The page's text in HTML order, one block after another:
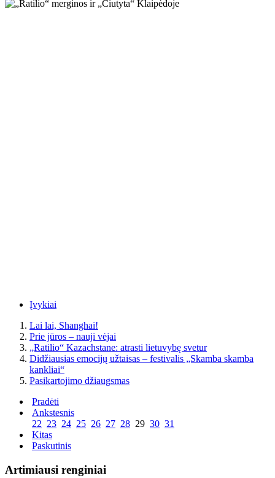
Įvykiai
Lai lai, Shanghai!
Prie jūros – nauji vėjai
„Ratilio“ Kazachstane: atrasti lietuvybę svetur
Didžiausias emocijų užtaisas – festivalis „Skamba skamba
kankliai“
Pasikartojimo džiaugsmas
Pradėti
Ankstesnis
22 23 24 25 26 27 28 29 30 31
Kitas
Paskutinis
Artimiausi renginiai